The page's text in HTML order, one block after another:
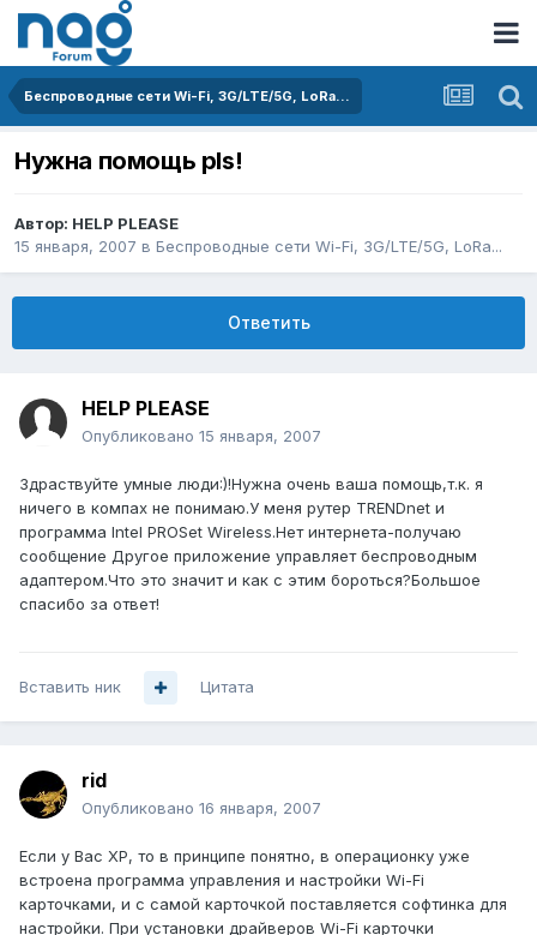
Беспроводные сети Wi-Fi, 3G/LTE/5G, LoRa...
Нужна помощь pls!
Автор: HELP PLEASE
15 января, 2007 в Беспроводные сети Wi-Fi, 3G/LTE/5G, LoRa...
Ответить
HELP PLEASE
Опубликовано 15 января, 2007
Здраствуйте умные люди:)!Нужна очень ваша помощь,т.к. я
ничего в компах не понимаю.У меня рутер TRENDnet и
программа Intel PROSet Wireless.Нет интернета-получаю
сообщение Другое приложение управляет беспроводным
адаптером.Что это значит и как с этим бороться?Большое
спасибо за ответ!
Вставить ник Цитата
rid
Опубликовано 16 января, 2007
Если у Вас ХР, то в принципе понятно, в операционку уже
встроена программа управления и настройки Wi-Fi
карточками, и с самой карточкой поставляется софтинка для
настройки. При установки драйверов Wi-Fi карточки